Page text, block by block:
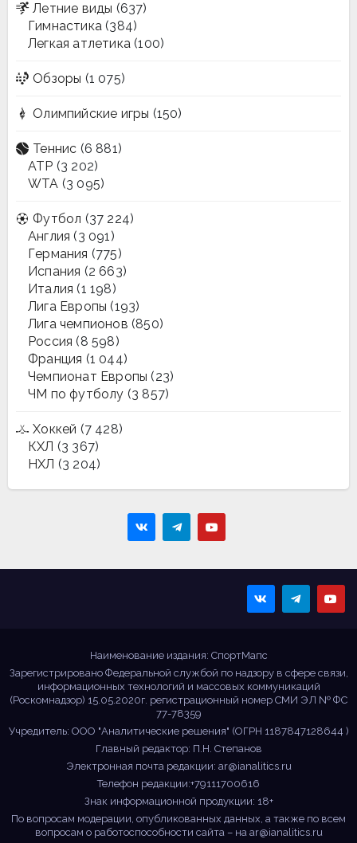
Летние виды (637)
Гимнастика (384)
Легкая атлетика (100)
Обзоры (1 075)
Олимпийские игры (150)
Теннис (6 881)
ATP (3 202)
WTA (3 095)
Футбол (37 224)
Англия (3 091)
Германия (775)
Испания (2 663)
Италия (1 198)
Лига Европы (193)
Лига чемпионов (850)
Россия (8 598)
Франция (1 044)
Чемпионат Европы (23)
ЧМ по футболу (3 857)
Хоккей (7 428)
КХЛ (3 367)
НХЛ (3 204)
Наименование издания: СпортМапс
Зарегистрировано Федеральной службой по надзору в сфере связи,
информационных технологий и массовых коммуникаций
(Роскомнадзор) 15.05.2020г. регистрационный номер СМИ ЭЛ № ФС
77-78359
Учредитель: ООО "Аналитические решения" (ОГРН 1187847128644 )
Главный редактор: П.Н. Степанов
Электронная почта редакции: ar@ianalitics.ru
Телефон редакции:+79111700616
Знак информационной продукции: 18+
По вопросам модерации, опубликованных данных, а также по всем
вопросам о работоспособности сайта – на ar@ianalitics.ru